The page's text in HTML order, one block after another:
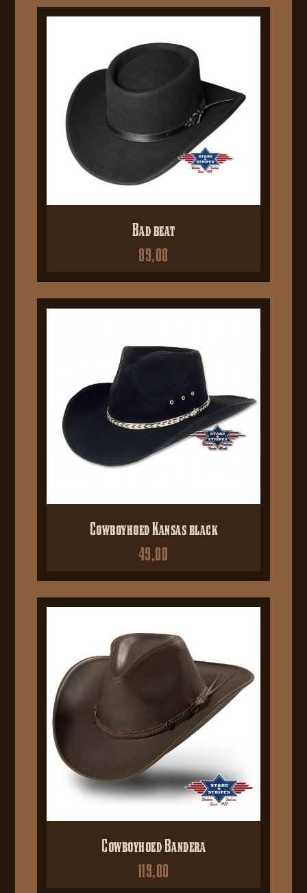
Bad beat
89,00
Cowboyhoed Kansas black
49,00
Cowboyhoed Bandera
119,00